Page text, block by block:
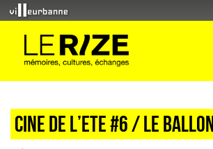
CINE DE L’ETE #6 / LE